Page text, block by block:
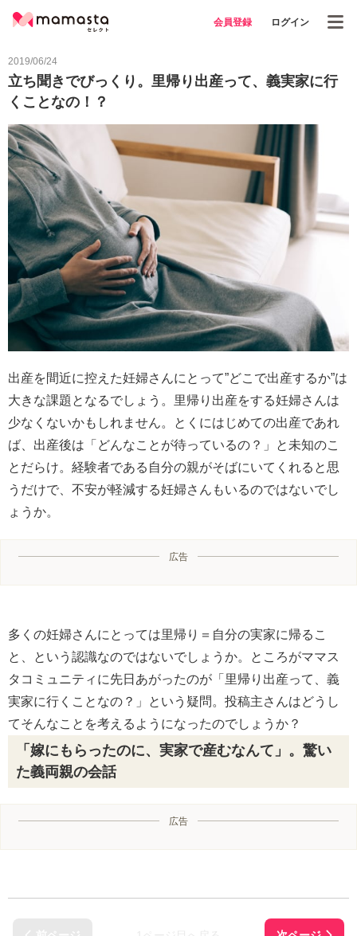
会員登録 ログイン
2019/06/24
立ち聞きでびっくり。里帰り出産って、義実家に行
くことなの！？
出産を間近に控えた妊婦さんにとって”どこで出産するか”は
大きな課題となるでしょう。里帰り出産をする妊婦さんは
少なくないかもしれません。とくにはじめての出産であれ
ば、出産後は「どんなことが待っているの？」と未知のこ
とだらけ。経験者である自分の親がそばにいてくれると思
うだけで、不安が軽減する妊婦さんもいるのではないでし
ょうか。
広告
多くの妊婦さんにとっては里帰り＝自分の実家に帰るこ
と、という認識なのではないでしょうか。ところがママス
タコミュニティに先日あがったのが「里帰り出産って、義
実家に行くことなの？」という疑問。投稿主さんはどうし
てそんなことを考えるようになったのでしょうか？
「嫁にもらったのに、実家で産むなんて」。驚い
た義両親の会話
広告